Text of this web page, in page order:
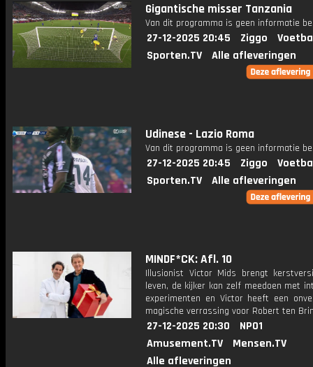
Gigantische misser Tanzania
Van dit programma is geen informatie
27-12-2025 20:45 Ziggo
Sporten.TV
Alle afleveringen
Udinese - Lazio Roma
Van dit programma is geen informatie
27-12-2025 20:45 Ziggo
Sporten.TV
Alle afleveringen
MINDF*CK: Afl. 10
Illusionist Victor Mids brengt
leven, de kijker kan zelf meedoen met
experimenten en Victor heeft een
magische verrassing voor Robert ten
27-12-2025 20:30
NPO1
Amusement.TV
Mensen.TV
Alle afleveringen